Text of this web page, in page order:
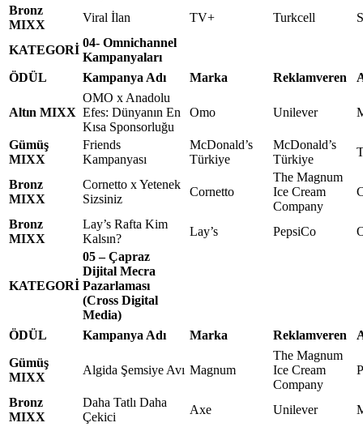
Bronz
MIXX
Viral İlan TV+ Turkcell
KATEGORİ
04- Omnichannel
Kampanyaları
ÖDÜL
Kampanya Adı Marka Reklamveren
Altın MIXX
OMO x Anadolu
Efes: Dünyanın En
Kısa Sponsorluğu
Omo Unilever
Gümüş
MIXX
Friends
Kampanyası
McDonald’s
Türkiye
McDonald’s
Türkiye
Bronz
MIXX
Cornetto x Yetenek
Sizsiniz
Cornetto
The Magnum
Ice Cream
Company
Bronz
MIXX
Lay’s Rafta Kim
Kalsın?
Lay’s PepsiCo
KATEGORİ
05 – Çapraz
Dijital Mecra
Pazarlaması
(Cross Digital
Media)
ÖDÜL
Kampanya Adı Marka Reklamveren
Gümüş
MIXX
Algida Şemsiye Avı Magnum
The Magnum
Ice Cream
Company
Bronz
MIXX
Daha Tatlı Daha
Çekici
Axe Unilever